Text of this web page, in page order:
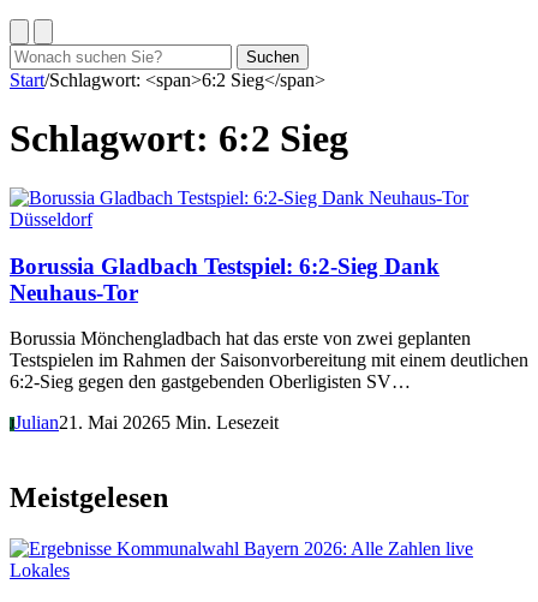
Suchen
nach:
Suchen
Start/Schlagwort: <span>6:2 Sieg</span>
Schlagwort: 6:2 Sieg
Düsseldorf
Borussia Gladbach Testspiel: 6:2-Sieg Dank
Neuhaus-Tor
Borussia Mönchengladbach hat das erste von zwei geplanten
Testspielen im Rahmen der Saisonvorbereitung mit einem deutlichen
6:2-Sieg gegen den gastgebenden Oberligisten SV…
JJulian21. Mai 20265 Min. Lesezeit
Meistgelesen
Lokales